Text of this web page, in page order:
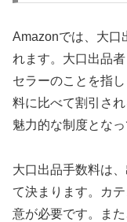
Amazonでは、大口
れます。大口出品
セラーのことを指
料に比べて割引さ
魅力的な制度となっ
大口出品手数料は
て決まります。カ
意が必要です。ま